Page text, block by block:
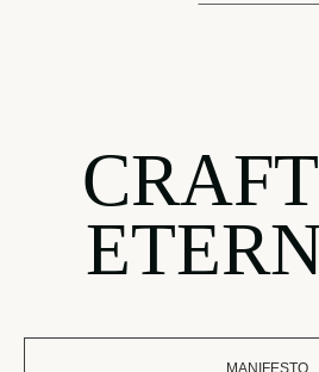
MANIFESTO